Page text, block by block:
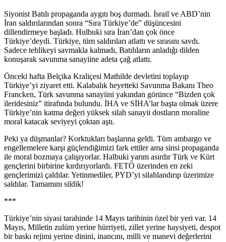
Siyonist Batılı propaganda aygıtı boş durmadı. İsrail ve ABD’nin
İran saldırılarından sonra “Sıra Türkiye’de” düşüncesini
dillendirmeye başladı. Hulbuki sıra İran’dan çok önce
Türkiye’deydi. Türkiye, tüm saldırıları atlattı ve sırasını savdı.
Sadece tehlikeyi savmakla kalmadı, Batılıların anladığı dilden
konuşarak savunma sanayiine adeta çağ atlattı.
Önceki hafta Belçika Kraliçesi Mathilde devletini toplayıp
Türkiye’yi ziyaret etti. Kalabalık heyetteki Savunma Bakanı Theo
Francken, Türk savunma sanayiini yakından görünce “Bizden çok
ileridesiniz” itirafında bulundu. İHA ve SİHA’lar başta olmak üzere
Türkiye’nin katma değeri yüksek silah sanayii dostların moraline
moral katacak seviyeyi çoktan aştı.
Peki ya düşmanlar? Korktukları başlarına geldi. Tüm ambargo ve
engellemelere karşı güçlendiğimizi fark ettiler ama sinsi propaganda
ile moral bozmaya çalışıyorlar. Halbuki yarım asırdır Türk ve Kürt
gençlerini birbirine kırdırıyorlardı. FETÖ üzerinden en zeki
gençlerimizi çaldılar. Yetinmediler, PYD’yi silahlandırıp üzerimize
saldılar. Tamamını sildik!
***
Türkiye’nin siyasi tarahinde 14 Mayıs tarihinin özel bir yeri var. 14
Mayıs, Milletin zulüm yerine hürriyeti, zillet yerine haysiyeti, despot
bir baskı rejimi yerine dinini, inancını, milli ve manevi değerlerini